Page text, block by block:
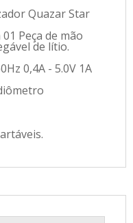
Quazar Star
Peça de mão
de lítio.
0,4A - 5.0V 1A